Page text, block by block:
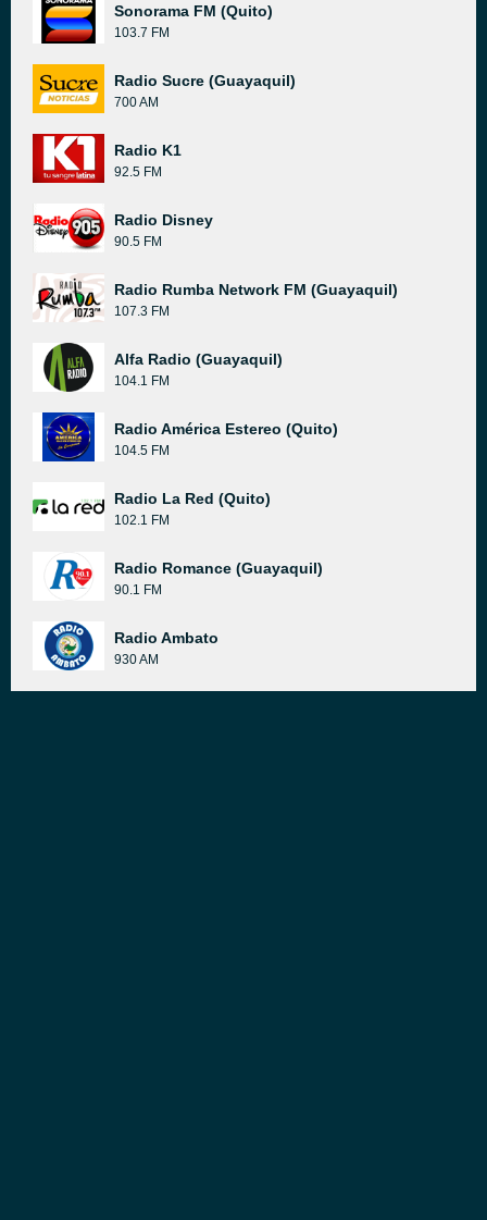
Sonorama FM (Quito)
103.7 FM
Radio Sucre (Guayaquil)
700 AM
Radio K1
92.5 FM
Radio Disney
90.5 FM
Radio Rumba Network FM (Guayaquil)
107.3 FM
Alfa Radio (Guayaquil)
104.1 FM
Radio América Estereo (Quito)
104.5 FM
Radio La Red (Quito)
102.1 FM
Radio Romance (Guayaquil)
90.1 FM
Radio Ambato
930 AM